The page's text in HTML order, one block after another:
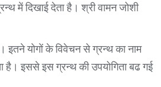
में दिखाई देता है। श्री वामन जोशी
इतने योगों के विवेचन से ग्रन्थ का नाम
है। इससे इस ग्रन्थ की उपयोगिता बढ गई